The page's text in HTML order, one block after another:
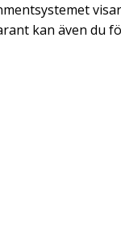
kan även du